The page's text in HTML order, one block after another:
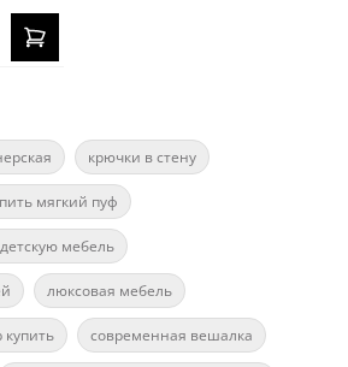
крючки в стену
мягкий пуф
мебель
люксовая мебель
современная вешалка